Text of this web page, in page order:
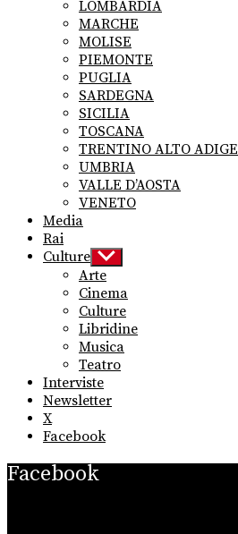
LOMBARDIA
MARCHE
MOLISE
PIEMONTE
PUGLIA
SARDEGNA
SICILIA
TOSCANA
TRENTINO ALTO ADIGE
UMBRIA
VALLE D’AOSTA
VENETO
Media
Rai
Culture Show
sub
menu
Arte
Cinema
Culture
Libridine
Musica
Teatro
Interviste
Newsletter
X
Facebook
Facebook